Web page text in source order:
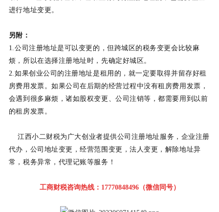
进行地址变更。
另附：
1.公司注册地址是可以变更的，但跨城区的税务变更会比较麻
烦，所以在选择注册地址时，先确定好城区。
2.如果创业公司的注册地址是租用的，就一定要取得并留存好租
房费用发票。如果公司在后期的经营过程中没有租房费用发票，
会遇到很多麻烦，诸如股权变更、公司注销等，都需要用到以前
的租房发票。
江西小二财税为广大创业者提供公司注册地址服务，企业注册
代办，公司地址变更，经营范围变更，法人变更，解除地址异
常，税务异常，代理记账等服务！
工商财税咨询热线：17770848496（微信同号）